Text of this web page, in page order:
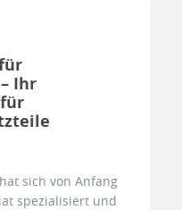
Ihr
sich von Anfang
spezialisiert und